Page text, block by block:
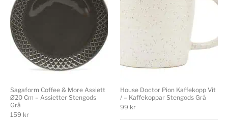
Sagaform Coffee & More Assiett
Ø20 Cm – Assietter Stengods
Grå
159 kr
House Doctor Pion Kaffekopp Vit
/ – Kaffekoppar Stengods Grå
99 kr